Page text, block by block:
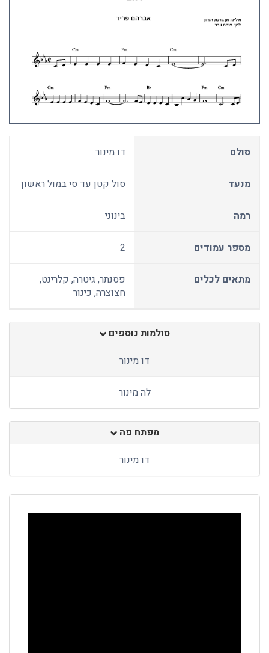
סולם דו מינור
מנעד סול קטן עד סי במול ראשון
רמה בינוני
מספר עמודים 2
מתאים לכלים
פסנתר, גיטרה, קלרינט,
חצוצרה, כינור
סולמות נוספים
דו מינור
לה מינור
מפתח פה
דו מינור